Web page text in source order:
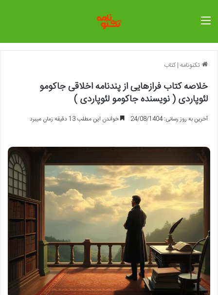
تکنونامه |کتاب
خلاصه کتاب فرازهایی از پندنامه اخلاقی جاکومو
لئوپاردی ( نویسنده جاکومو لئوپاردی )
آخرین به روز رسانی: 24/08/1404 خواندن این مطلب 13 دقیقه زمان میبرد